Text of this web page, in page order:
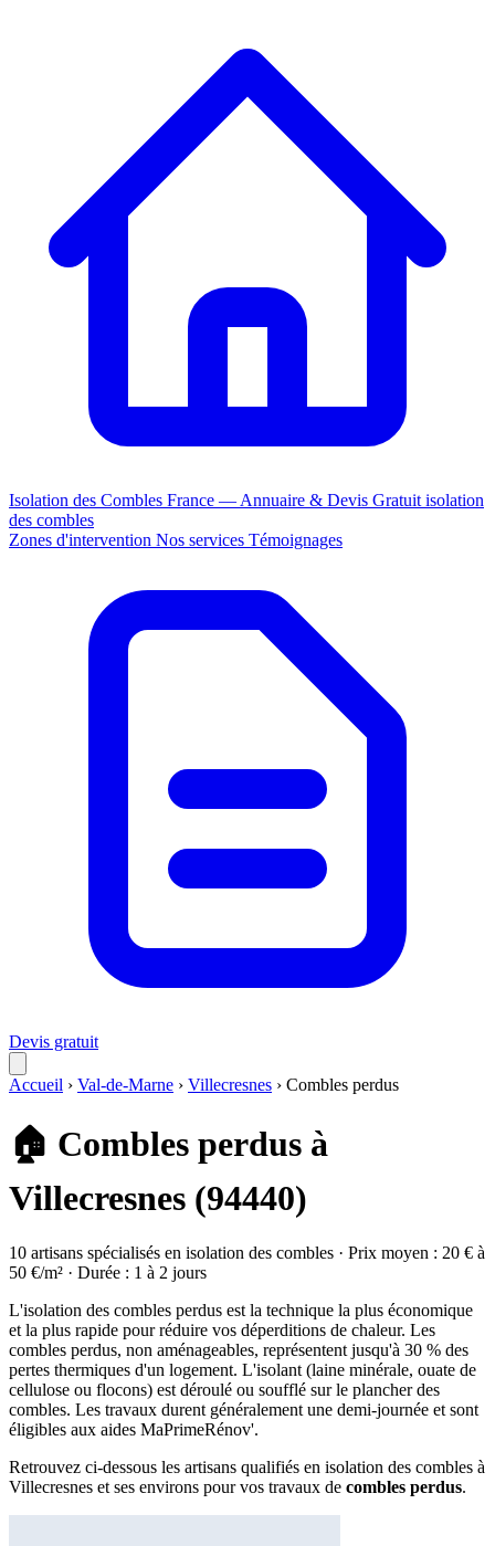
Isolation des Combles France — Annuaire & Devis Gratuit isolation
des combles
Zones d'intervention Nos services Témoignages
Devis gratuit
Accueil › Val-de-Marne › Villecresnes › Combles perdus
🏠 Combles perdus à
Villecresnes (94440)
10 artisans spécialisés en isolation des combles · Prix moyen : 20 € à
50 €/m² · Durée : 1 à 2 jours
L'isolation des combles perdus est la technique la plus économique
et la plus rapide pour réduire vos déperditions de chaleur. Les
combles perdus, non aménageables, représentent jusqu'à 30 % des
pertes thermiques d'un logement. L'isolant (laine minérale, ouate de
cellulose ou flocons) est déroulé ou soufflé sur le plancher des
combles. Les travaux durent généralement une demi-journée et sont
éligibles aux aides MaPrimeRénov'.
Retrouvez ci-dessous les artisans qualifiés en isolation des combles à
Villecresnes et ses environs pour vos travaux de combles perdus.